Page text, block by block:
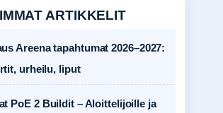
ARTIKKELIT
Areena tapahtumat 2026–2027:
urheilu, liput
PoE 2 Buildit – Aloittelijoille ja